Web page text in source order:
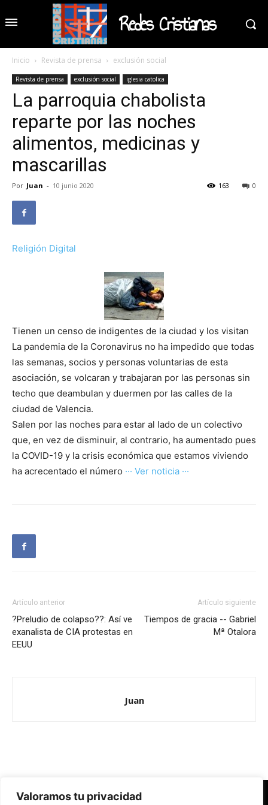
Valoramos tu privacidad
Redes Cristianas
Inicio Revista de prensa exclusión social
Revista de prensa exclusión social iglesia catolica
La parroquia chabolista
reparte por las noches
alimentos, medicinas y
mascarillas
Por Juan - 10 junio 2020 0
163
Religión Digital
Tienen un censo de indigentes de la ciudad y los visitan
La pandemia de la Coronavirus no ha impedido que todas
las semanas, socios y personas voluntarias de esta
asociación, se volcaran y trabajaran por las personas sin
techo que deambulan y duermen por las calles de la
ciudad de Valencia.
Salen por las noches para estar al lado de un colectivo
que, en vez de disminuir, al contrario, ha aumentado pues
la COVID-19 y la crisis económica que estamos viviendo
ha acrecentado el número ··· Ver noticia ···
Artículo anterior
?Preludio de colapso??: Así ve
exanalista de CIA protestas en
EEUU
Artículo siguiente
Tiempos de gracia -- Gabriel
Mª Otalora
Juan